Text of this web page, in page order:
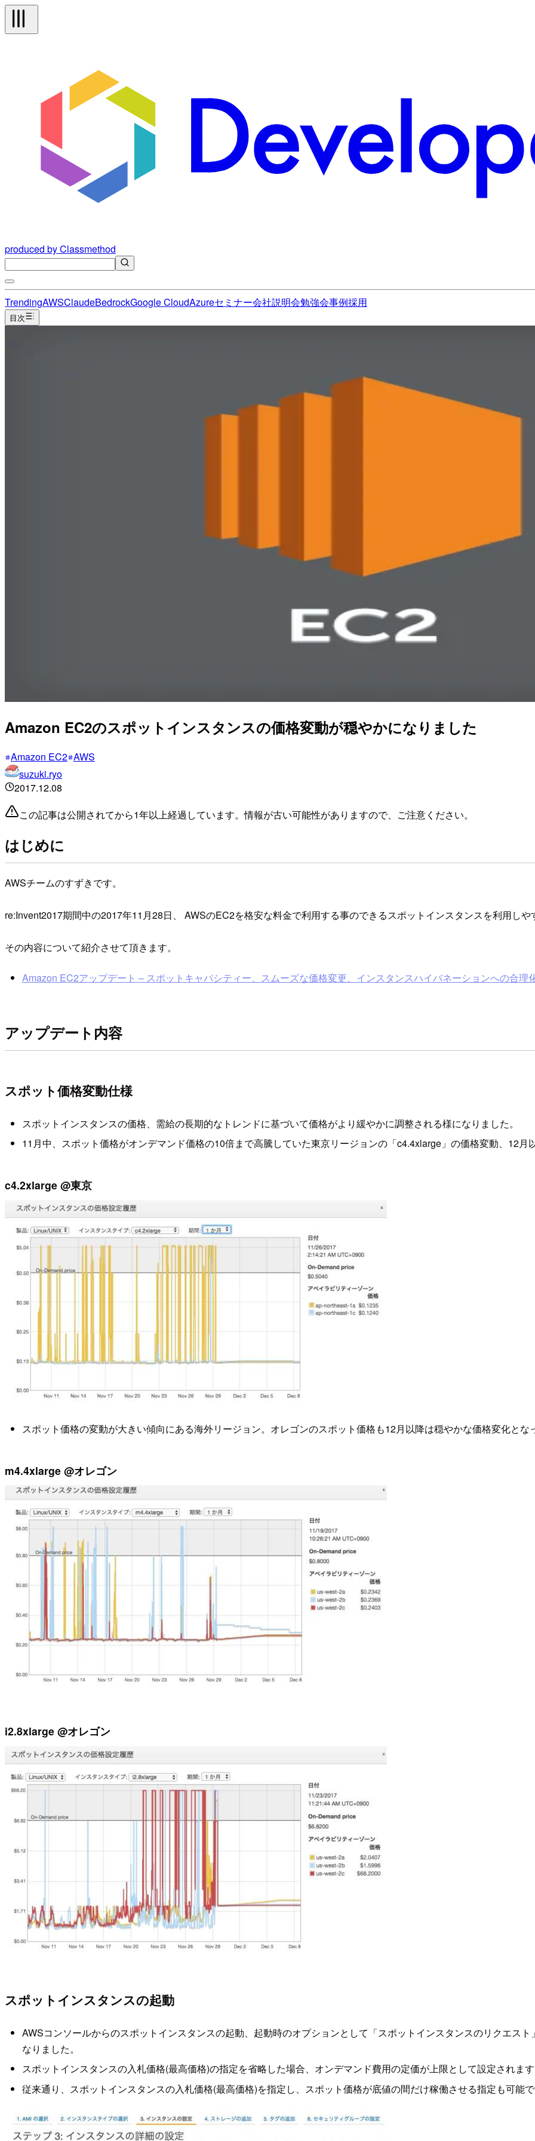
produced by Classmethod
TrendingAWSClaudeBedrockGoogle CloudAzureセミナー会社説明会勉強会事例採用
目次
Amazon EC2のスポットインスタンスの価格変動が穏やかになりました
Amazon EC2 AWS
suzuki.ryo
2017.12.08
この記事は公開されてから1年以上経過しています。情報が古い可能性がありますので、ご注意ください。
はじめに
AWSチームのすずきです。
re:Invent2017期間中の2017年11月28日、 AWSのEC2を格安な料金で利用する事のできるスポットインスタンスを利用しや
その内容について紹介させて頂きます。
Amazon EC2アップデート – スポットキャパシティー、スムーズな価格変更、インスタンスハイバネーションへの合理
アップデート内容
スポット価格変動仕様
スポットインスタンスの価格、需給の長期的なトレンドに基づいて価格がより緩やかに調整される様になりました。
11月中、スポット価格がオンデマンド価格の10倍まで高騰していた東京リージョンの「c4.4xlarge」の価格変動、12月
c4.2xlarge @東京
スポット価格の変動が大きい傾向にある海外リージョン。オレゴンのスポット価格も12月以降は穏やかな価格変化とな
m4.4xlarge @オレゴン
i2.8xlarge @オレゴン
スポットインスタンスの起動
AWSコンソールからのスポットインスタンスの起動、起動時のオプションとして「スポットインスタンスのリクエス
なりました。
スポットインスタンスの入札価格(最高価格)の指定を省略した場合、オンデマンド費用の定価が上限として設定されます
従来通り、スポットインスタンスの入札価格(最高価格)を指定し、スポット価格が底値の間だけ稼働させる指定も可能で